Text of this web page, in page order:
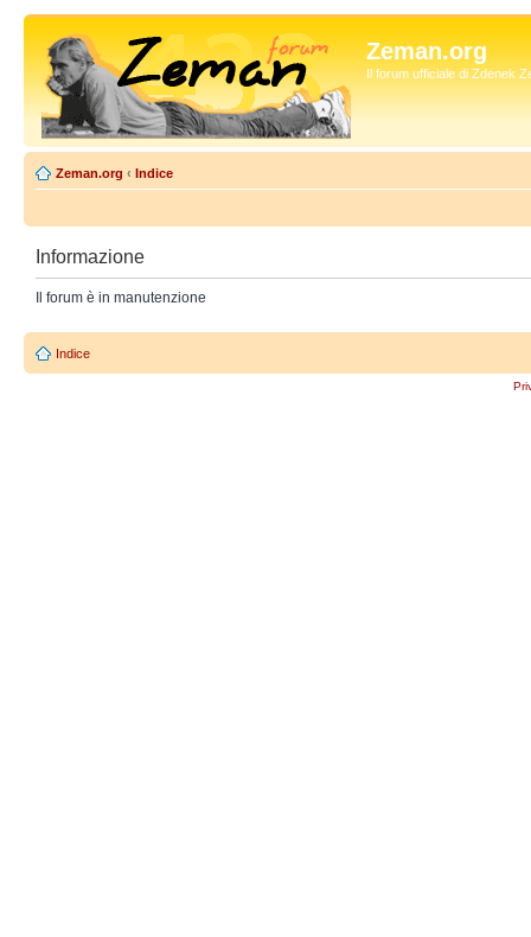
Zeman.org
Il forum ufficiale di Zdenek
Zeman.org ‹ Indice
Informazione
Il forum è in manutenzione
Indice